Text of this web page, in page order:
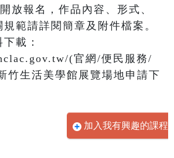
放報名，作品內容、形式、
範請詳閱簡章及附件檔案。
載：
(官網/便民服務/
竹生活美學館展覽場地申請下
加入我有興趣的課程